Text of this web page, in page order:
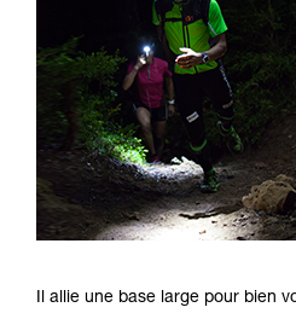
Il allie une base large pour bien